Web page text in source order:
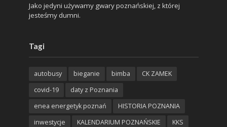
Jako jedyni używamy gwary poznańskiej, z której
jesteśmy dumni.
Tagi
autobusy bieganie bimba
CK ZAMEK
covid-19
daty z Poznania
enea energetyk poznań
HISTORIA POZNANIA
inwestycje
KALENDARIUM POZNAŃSKIE
KKS